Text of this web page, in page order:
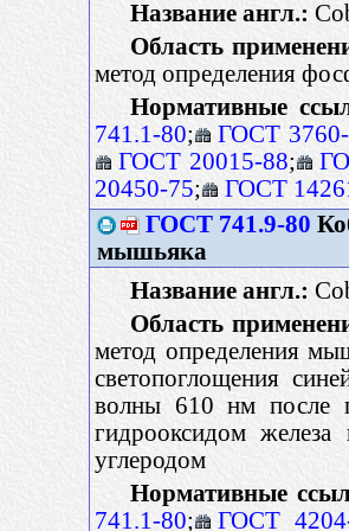
Название англ.:
Область
метод определения
Нормативные
741.1-80;
ГОСТ
ГОСТ 20015-88;
20450-75;
ГОСТ
ГОСТ 741.9-80
мышьяка
Название англ.:
Область
метод определения
светопоглощения
волны 610 нм после
гидрооксидом железа
углеродом
Нормативные
741.1-80; ГОСТ